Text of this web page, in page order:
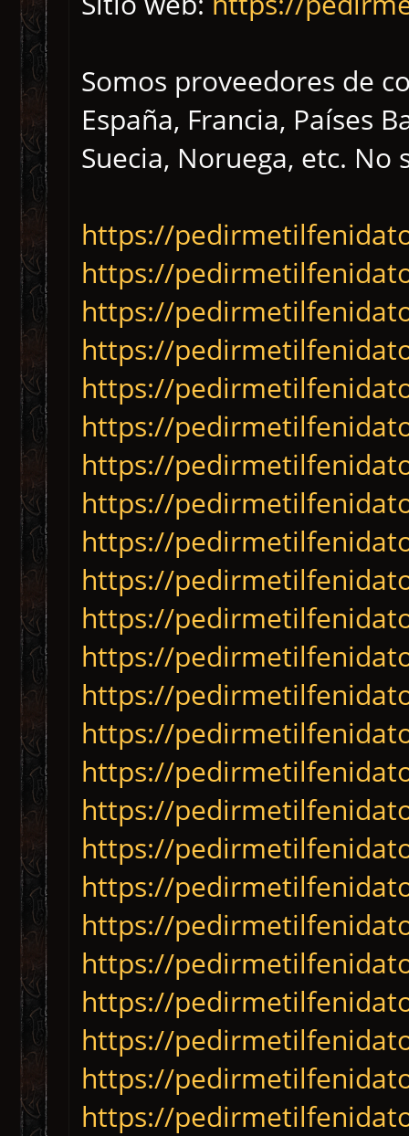
Somos proveedores de
España, Francia, Países
Suecia, Noruega, etc.
https://
https://
https://
https://
https://
https://
https://
https://
https://
https://
https://
https://
https://
https://
https://
https://
https://
https://
https://
https://
https://
https://
https://
https://